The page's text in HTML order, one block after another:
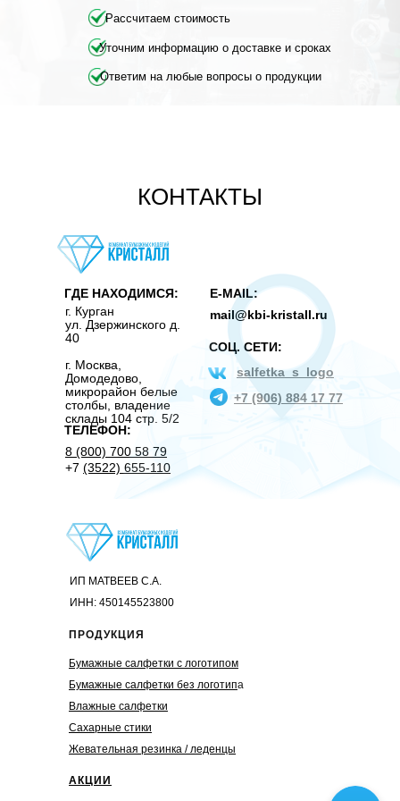
Рассчитаем стоимость
Уточним информацию о доставке и сроках
Ответим на любые вопросы о продукции
КОНТАКТЫ
ГДЕ НАХОДИМСЯ:
г. Курган
ул. Дзержинского д.
40
г. Москва
Домодедово,
микрорайон белые
столбы, владение
склады 104 стр. 5/2
ТЕЛЕФОН:
8 (800) 700 58 79
+7 (3522) 655-110
E-MAIL:
mail@kbi-kristall.ru
СОЦ. СЕТИ:
salfetka_s_logo
+7 (906) 884 17 77
ПРОДУКЦИЯ
Бумажные салфетки с логотипом
Бумажные салфетки без логотипа
Влажные салфетки
Сахарные стики
Жевательная резинка / леденцы
ИП МАТВЕЕВ С.А.
ИНН: 450145523800
АКЦИИ